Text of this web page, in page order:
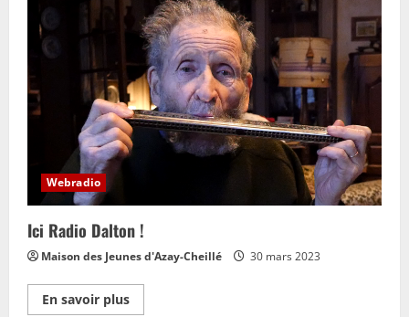
Webradio
Ici Radio Dalton !
Maison des Jeunes d'Azay-Cheillé 30 mars 2023
En savoir plusEn
savoir